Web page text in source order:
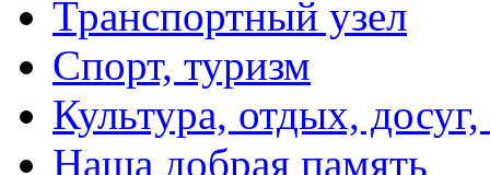
Транспортный узел
Спорт, туризм
Культура, отдых,
Наша добрая память